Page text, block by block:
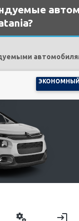
ЭКОНОМНЫЙ
miscellaneous_services login